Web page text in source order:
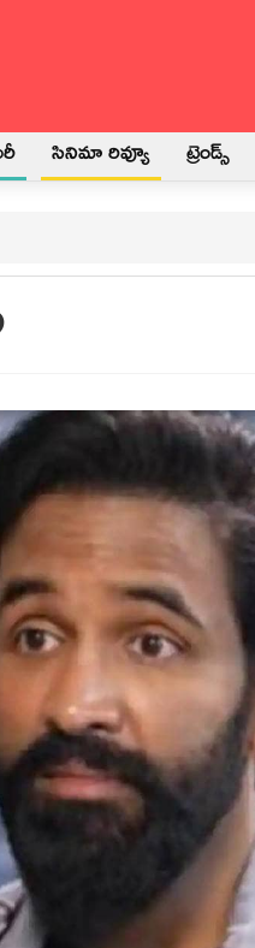
సినిమా రివ్యూ ట్రెండ్స్